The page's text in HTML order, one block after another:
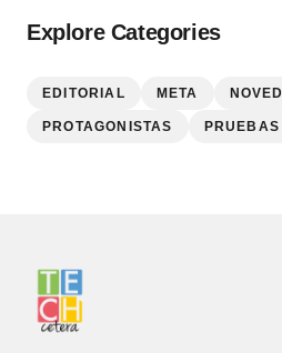
Explore Categories
EDITORIAL META
PROTAGONISTAS PRUEBAS